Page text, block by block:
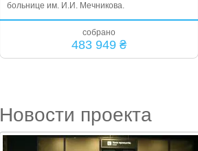
больнице им. И.И. Мечникова.
собрано
483 949 ₴
Новости проекта